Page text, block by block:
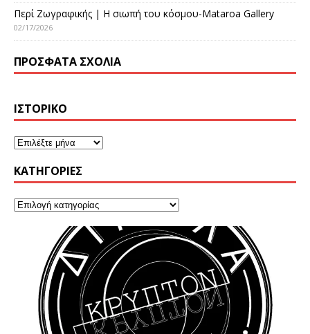
Περί Ζωγραφικής | Η σιωπή του κόσμου-Mataroa Gallery
02/17/2026
ΠΡΌΣΦΑΤΑ ΣΧΌΛΙΑ
ΙΣΤΟΡΙΚΌ
KΑΤΗΓΟΡΊΕΣ